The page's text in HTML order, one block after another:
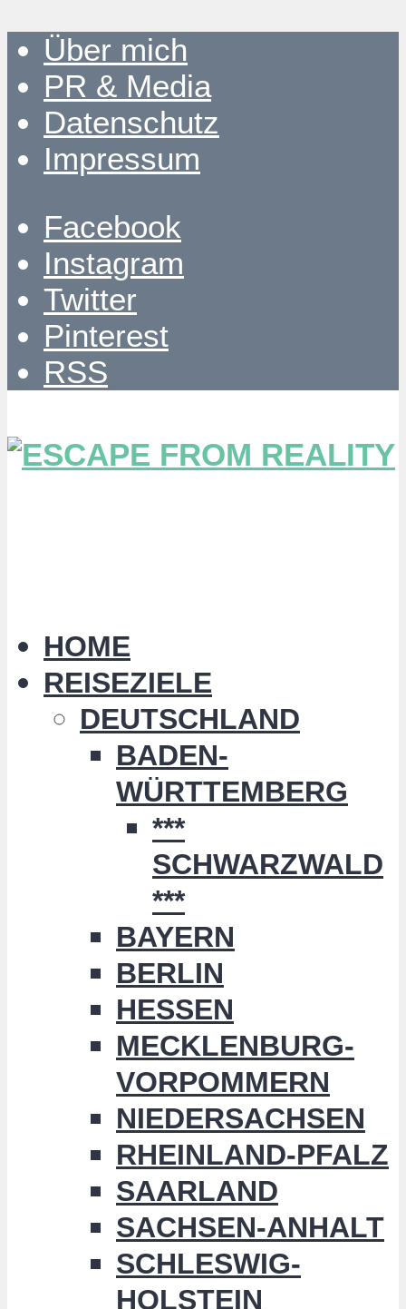
Über mich
PR & Media
Datenschutz
Impressum
Facebook
Instagram
Twitter
Pinterest
RSS
HOME
REISEZIELE
DEUTSCHLAND
BADEN-
WÜRTTEMBERG
***
SCHWARZWALD
***
BAYERN
BERLIN
HESSEN
MECKLENBURG-
VORPOMMERN
NIEDERSACHSEN
RHEINLAND-PFALZ
SAARLAND
SACHSEN-ANHALT
SCHLESWIG-
HOLSTEIN